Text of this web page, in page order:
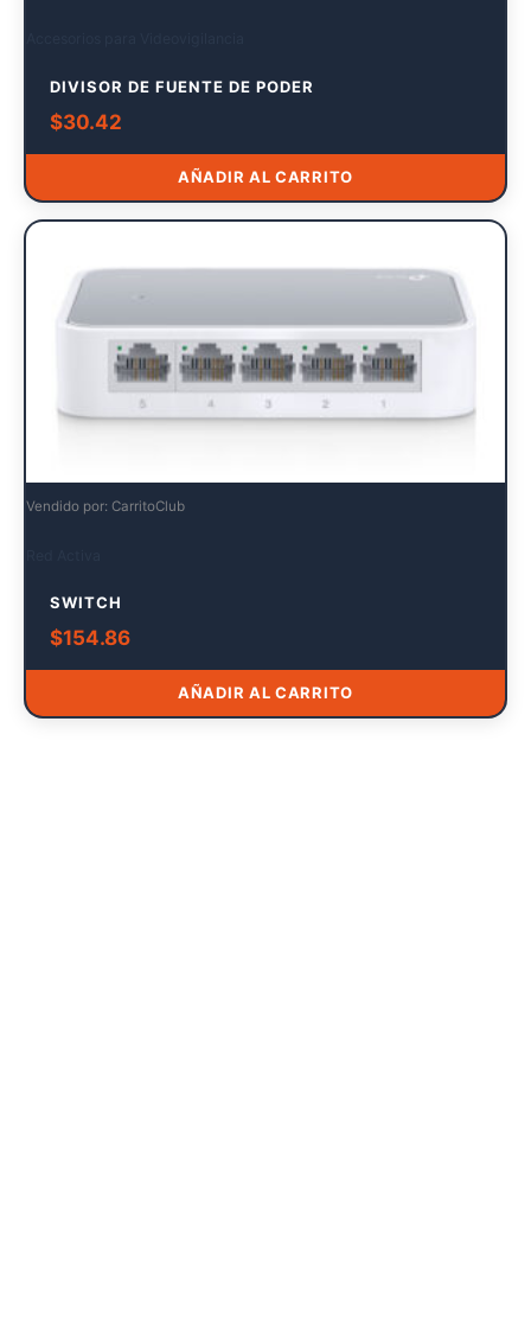
DIVISOR DE FUENTE DE PODER
$30.42
AÑADIR AL CARRITO
Vendido por: CarritoClub
SWITCH
$154.86
AÑADIR AL CARRITO